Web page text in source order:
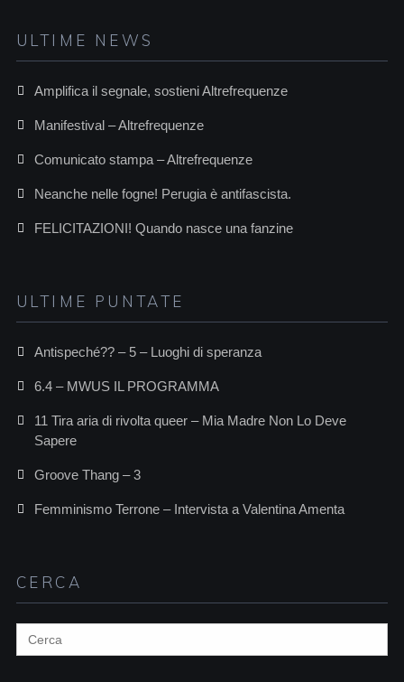
ULTIME NEWS
Amplifica il segnale, sostieni Altrefrequenze
Manifestival – Altrefrequenze
Comunicato stampa – Altrefrequenze
Neanche nelle fogne! Perugia è antifascista.
FELICITAZIONI! Quando nasce una fanzine
ULTIME PUNTATE
Antispeché?? – 5 – Luoghi di speranza
6.4 – MWUS IL PROGRAMMA
11 Tira aria di rivolta queer – Mia Madre Non Lo Deve
Sapere
Groove Thang – 3
Femminismo Terrone – Intervista a Valentina Amenta
CERCA
Search
for: